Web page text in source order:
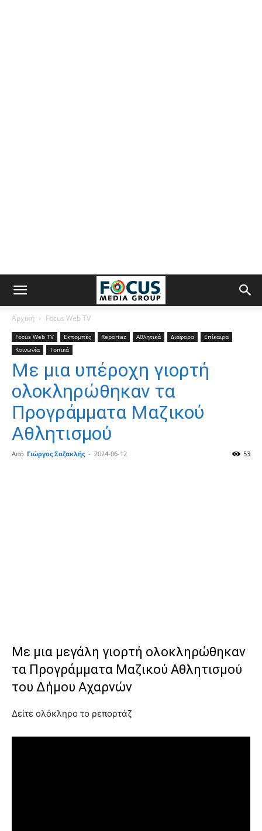
Αρχική Focus Web TV
Focus Web TV Εκπομπές Reportaz Αθλητικά Διάφορα
Επίκαιρα
Κοινωνία
Τοπικά
Με μια υπέροχη γιορτή
ολοκληρώθηκαν τα
Προγράμματα Μαζικού
Αθλητισμού
Από Γιώργος Σαζακλής - 2024-06-12 53
Με μια μεγάλη γιορτή ολοκληρώθηκαν
τα Προγράμματα Μαζικού Αθλητισμού
του Δήμου Αχαρνών
Δείτε ολόκληρο το ρεπορτάζ